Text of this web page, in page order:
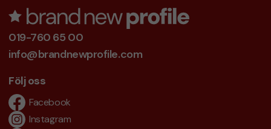
019-760 65 00
info@brandnewprofile.com
Följ oss
Facebook
Instagram